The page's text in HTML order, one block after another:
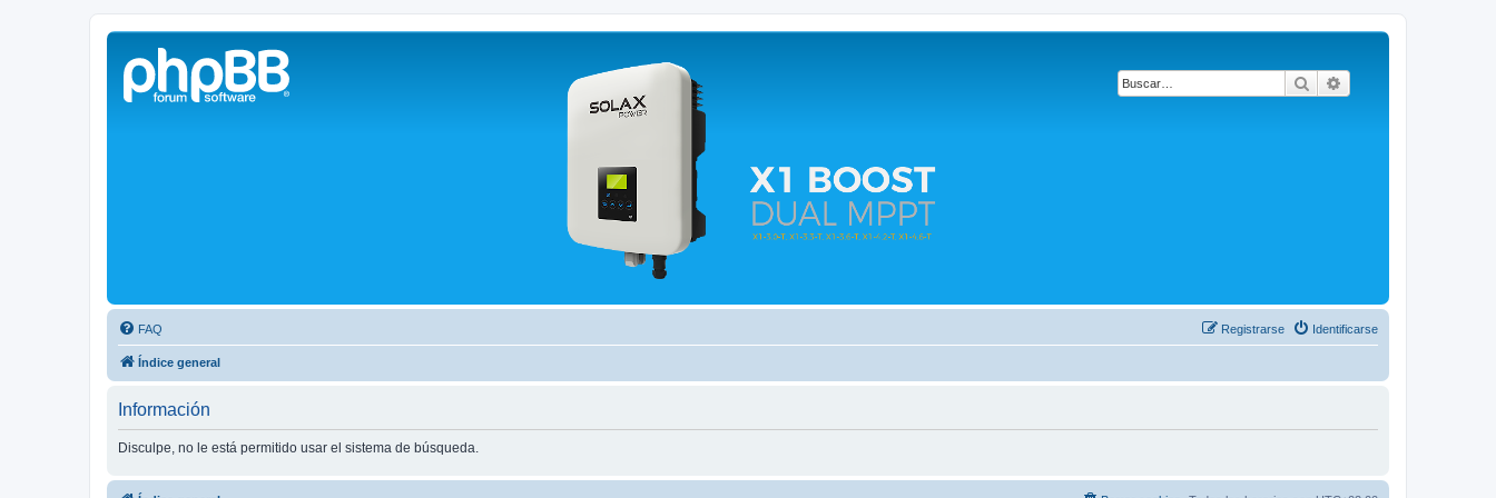
Buscar
Solax FAQ
Lugar para intercambiar dudas sobre inversores solares Solax y temas relacionados.
FAQ Identificarse
Registrarse
Índice general
Información
Disculpe, no le está permitido usar el sistema de búsqueda.